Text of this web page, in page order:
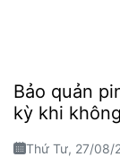
Bảo quản
kỳ khi
Thứ Tư, 27/08/